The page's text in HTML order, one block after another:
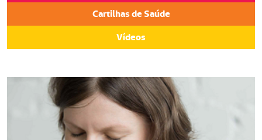
Cartilhas de Saúde
Vídeos